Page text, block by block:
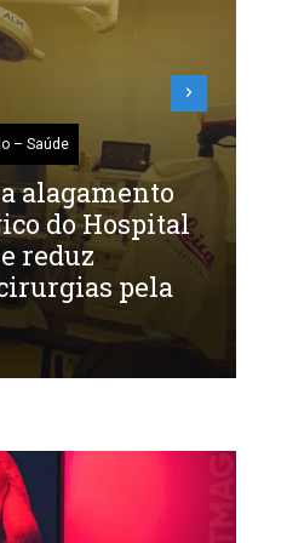
– Saúde
alagamento
do Hospital
reduz
pela